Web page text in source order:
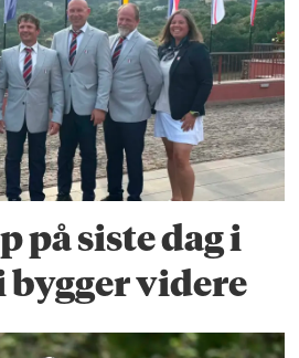
på siste dag i
bygger videre